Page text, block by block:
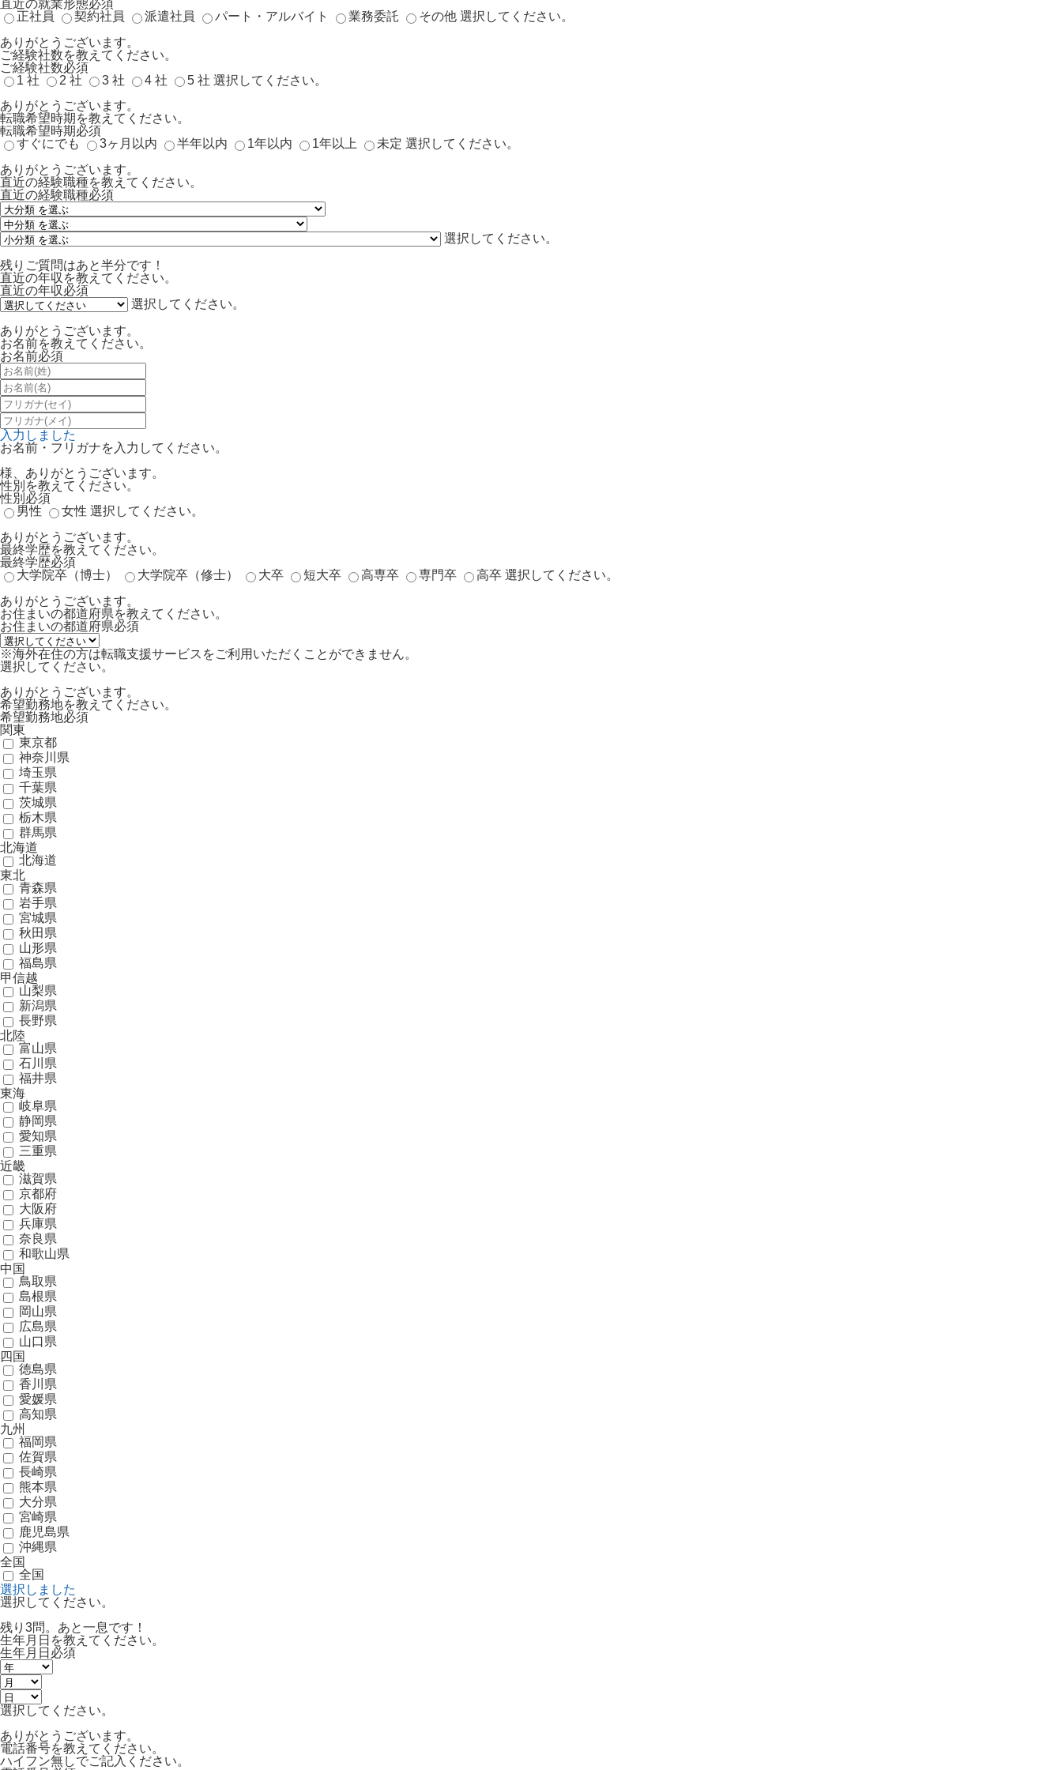
直近の就業形態必須
正社員
契約社員 派遣社員 パート・アルバイト 業務委託 その他 選択してください。
ありがとうございます。
ご経験社数を教えてください。
ご経験社数必須
1 社
2 社 3 社 4 社 5 社 選択してください。
ありがとうございます。
転職希望時期を教えてください。
転職希望時期必須
すぐにでも
3ヶ月以内 半年以内 1年以内 1年以上 未定 選択してください。
ありがとうございます。
直近の経験職種を教えてください。
直近の経験職種必須
選択してください。
残りご質問はあと半分です！
直近の年収を教えてください。
直近の年収必須
選択してください。
ありがとうございます。
お名前を教えてください。
お名前必須
入力しました
お名前・フリガナを入力してください。
様、ありがとうございます。
性別を教えてください。
性別 必須
男性
女性 選択してください。
ありがとうございます。
最終学歴を教えてください。
最終学歴必須
大学院卒（博士）
大学院卒（修士） 大卒 短大卒 高専卒 専門卒 高卒 選択してください。
ありがとうございます。
お住まいの都道府県を教えてください。
お住まいの都道府県必須
※海外在住の方は転職支援サービスをご利用いただくことができません。
選択してください。
ありがとうございます。
希望勤務地を教えてください。
希望勤務地必須
関東
東京都
神奈川県
埼玉県
千葉県
茨城県
栃木県
群馬県
北海道
北海道
東北
青森県
岩手県
宮城県
秋田県
山形県
福島県
甲信越
山梨県
新潟県
長野県
北陸
富山県
石川県
福井県
東海
岐阜県
静岡県
愛知県
三重県
近畿
滋賀県
京都府
大阪府
兵庫県
奈良県
和歌山県
中国
鳥取県
島根県
岡山県
広島県
山口県
四国
徳島県
香川県
愛媛県
高知県
九州
福岡県
佐賀県
長崎県
熊本県
大分県
宮崎県
鹿児島県
沖縄県
全国
全国
選択しました
選択してください。
残り3問。あと一息です！
生年月日を教えてください。
生年月日 必須
選択してください。
ありがとうございます。
電話番号を教えてください。
ハイフン無しでご記入ください。